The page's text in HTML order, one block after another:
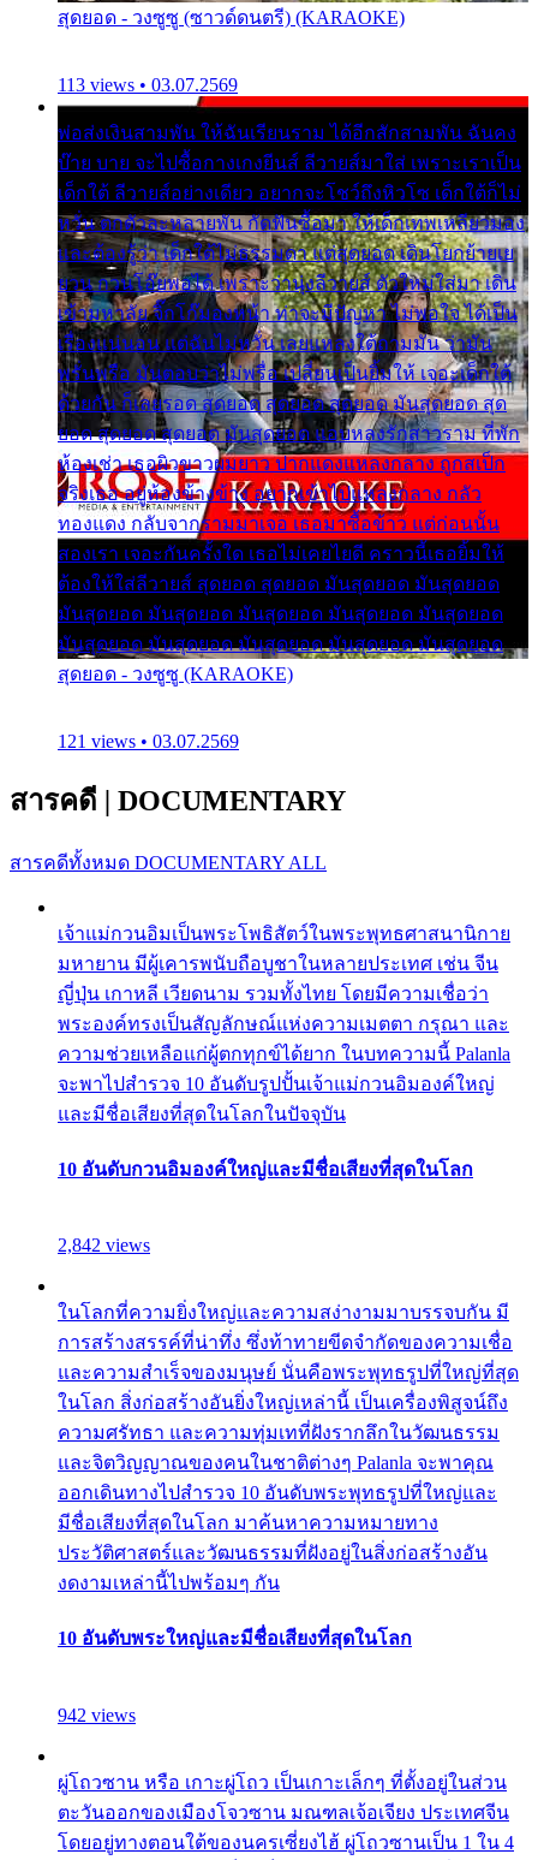
สุดยอด - วงซูซู (ซาวด์ดนตรี) (KARAOKE)
113 views • 03.07.2569
พ่อส่งเงินสามพัน ให้ฉันเรียนราม ได้อีกสักสามพัน ฉันคง
บ๊าย บาย จะไปซื้อกางเกงยีนส์ ลีวายส์มาใส่ เพราะเราเป็น
เด็กใต้ ลีวายส์อย่างเดียว อยากจะโชว์ถึงหิวโซ เด็กใต้ก็ไม่
หวั่น ตกตัวละหลายพัน กัดฟันซื้อมา ให้เด็กเทพเหลียวมอง
และต้องรู้ว่า เด็กใต้ไม่ธรรมดา แต่สุดยอด เดินโยกย้ายเย
ยวน กวนโอ๊ยพอได้ เพราะว่านุ่งลีวายส์ ตัวใหม่ใส่มา เดิน
เข้ามหาลัย จิ๊กโก๊มองหน้า ท่าจะมีปัญหา ไม่พอใจ ได้เป็น
เรื่องแน่นอน แต่ฉันไม่หวั่น เลยแหลงใต้ถามมัน ว่ามัน
พรั่นพรือ มันตอบว่าไม่พรื่อ เปลี่ยนเป็นยิ้มให้ เจอะเด็กใต้
ด้วยกัน ก็เลยรอด สุดยอด สุดยอด สุดยอด มันสุดยอด สุด
ยอด สุดยอด สุดยอด มันสุดยอด แอบหลงรักสาวราม ที่พัก
ห้องเช่า เธอผิวขาวผมยาว ปากแดงแหลงกลาง ถูกสเป็ก
จริงเธอ อยู่ห้องข้างข้าง อยากเข้าไปแหลงกลาง กลัว
ทองแดง กลับจากรามมาเจอ เธอมาซื้อข้าว แต่ก่อนนั้น
สองเรา เจอะกันครั้งใด เธอไม่เคยไยดี คราวนี้เธอยิ้มให้
ต้องให้ใส่ลีวายส์ สุดยอด สุดยอด มันสุดยอด มันสุดยอด
มันสุดยอด มันสุดยอด มันสุดยอด มันสุดยอด มันสุดยอด
มันสุดยอด มันสุดยอด มันสุดยอด มันสุดยอด มันสุดยอด
สุดยอด - วงซูซู (KARAOKE)
121 views • 03.07.2569
สารคดี | DOCUMENTARY
สารคดีทั้งหมด DOCUMENTARY ALL
เจ้าแม่กวนอิมเป็นพระโพธิสัตว์ในพระพุทธศาสนานิกาย
มหายาน มีผู้เคารพนับถือบูชาในหลายประเทศ เช่น จีน
ญี่ปุ่น เกาหลี เวียดนาม รวมทั้งไทย โดยมีความเชื่อว่า
พระองค์ทรงเป็นสัญลักษณ์แห่งความเมตตา กรุณา และ
ความช่วยเหลือแก่ผู้ตกทุกข์ได้ยาก ในบทความนี้ Palanla
จะพาไปสำรวจ 10 อันดับรูปปั้นเจ้าแม่กวนอิมองค์ใหญ่
และมีชื่อเสียงที่สุดในโลกในปัจจุบัน
10 อันดับกวนอิมองค์ใหญ่และมีชื่อเสียงที่สุดในโลก
2,842 views
ในโลกที่ความยิ่งใหญ่และความสง่างามมาบรรจบกัน มี
การสร้างสรรค์ที่น่าทึ่ง ซึ่งท้าทายขีดจำกัดของความเชื่อ
และความสำเร็จของมนุษย์ นั่นคือพระพุทธรูปที่ใหญ่ที่สุด
ในโลก สิ่งก่อสร้างอันยิ่งใหญ่เหล่านี้ เป็นเครื่องพิสูจน์ถึง
ความศรัทธา และความทุ่มเทที่ฝังรากลึกในวัฒนธรรม
และจิตวิญญาณของคนในชาติต่างๆ Palanla จะพาคุณ
ออกเดินทางไปสำรวจ 10 อันดับพระพุทธรูปที่ใหญ่และ
มีชื่อเสียงที่สุดในโลก มาค้นหาความหมายทาง
ประวัติศาสตร์และวัฒนธรรมที่ฝังอยู่ในสิ่งก่อสร้างอัน
งดงามเหล่านี้ไปพร้อมๆ กัน
10 อันดับพระใหญ่และมีชื่อเสียงที่สุดในโลก
942 views
ผู่โถวซาน หรือ เกาะผู่โถว เป็นเกาะเล็กๆ ที่ตั้งอยู่ในส่วน
ตะวันออกของเมืองโจวซาน มณฑลเจ้อเจียง ประเทศจีน
โดยอยู่ทางตอนใต้ของนครเซี่ยงไฮ้ ผู่โถวซานเป็น 1 ใน 4